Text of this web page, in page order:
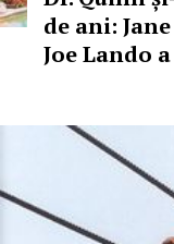
de ani:
Joe Lando